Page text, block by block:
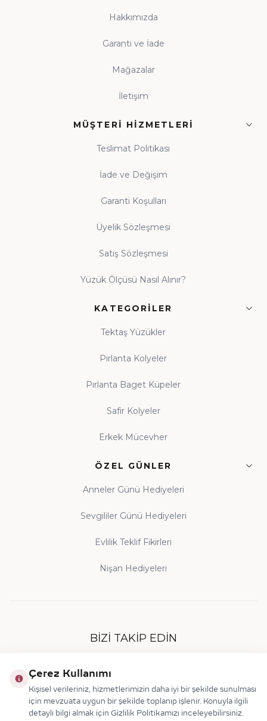
Hakkımızda
Garanti ve İade
Mağazalar
İletişim
MÜŞTERI HIZMETLERI
Teslimat Politikası
İade ve Değişim
Garanti Koşulları
Üyelik Sözleşmesi
Satış Sözleşmesi
Yüzük Ölçüsü Nasıl Alınır?
KATEGORILER
Tektaş Yüzükler
Pırlanta Kolyeler
Pırlanta Baget Küpeler
Safir Kolyeler
Erkek Mücevher
ÖZEL GÜNLER
Anneler Günü Hediyeleri
Sevgililer Günü Hediyeleri
Evlilik Teklif Fikirleri
Nişan Hediyeleri
BIZI TAKIP EDIN
Çerez Kullanımı
Kişisel verileriniz, hizmetlerimizin daha iyi bir şekilde sunulması
için mevzuata uygun bir şekilde toplanıp işlenir. Konuyla ilgili
detaylı bilgi almak için Gizlilik Politikamızı inceleyebilirsiniz.